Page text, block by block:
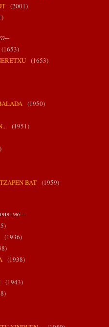
(2001)
(1653)
(1950)
(1951)
BAT(1959)
1965—
(1938)
(1943)